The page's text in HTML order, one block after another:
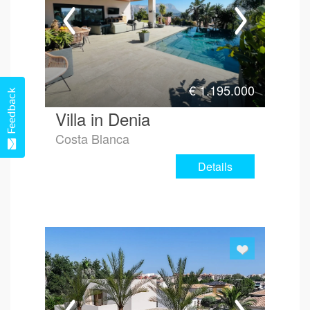
€1.195.000
Villa in Denia
Costa Blanca
Details
Feedback